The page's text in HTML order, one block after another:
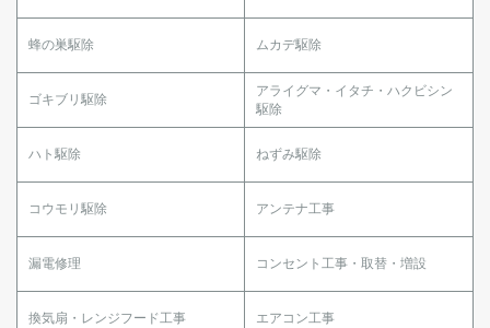
蜂の巣駆除 ムカデ駆除
ゴキブリ駆除
アライグマ・イタチ・ハクビシン
駆除
ハト駆除 ねずみ駆除
コウモリ駆除 アンテナ工事
漏電修理 コンセント工事・取替・増設
換気扇・レンジフード工事 エアコン工事